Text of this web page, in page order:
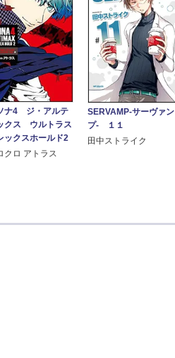
ナ4 ジ・アルテ
クス ウルトラス
ックスホールド2
クロ アトラス
SERVAMP-サーヴァン
プ- １１
田中ストライク